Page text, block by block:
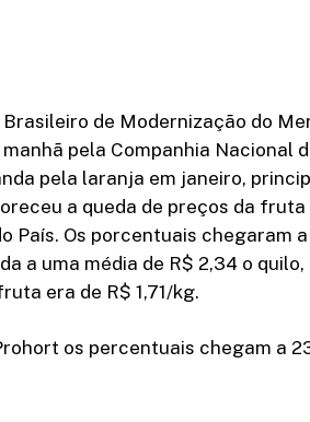
Brasileiro de Modernização do
pela Companhia Nacional
pela laranja em janeiro,
a queda de preços da
País. Os porcentuais chegaram
a uma média de R$ 2,34 o
era de R$ 1,71/kg.
os percentuais chegam a